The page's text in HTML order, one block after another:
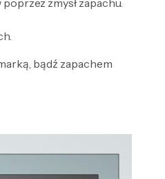
zmysł zapachu.
bądź zapachem